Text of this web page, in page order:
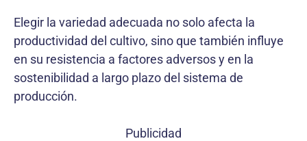
Elegir la variedad adecuada no solo afecta la
productividad del cultivo, sino que también influye
en su resistencia a factores adversos y en la
sostenibilidad a largo plazo del sistema de
producción.
Publicidad